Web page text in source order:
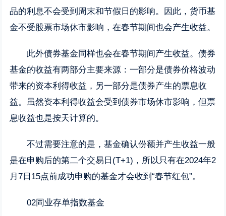
品的利息不会受到周末和节假日的影响。因此，货币基
金不受股票市场休市影响，在春节期间也会产生收益。
此外债券基金同样也会在春节期间产生收益。债券
基金的收益有两部分主要来源：一部分是债券价格波动
带来的资本利得收益，另一部分是债券产生的票息收
益。虽然资本利得收益会受到债券市场休市影响，但票
息收益也是按天计算的。
不过需要注意的是，基金确认份额并产生收益一般
是在申购后的第二个交易日(T+1)，所以只有在2024年2
月7日15点前成功申购的基金才会收到“春节红包”。
02同业存单指数基金